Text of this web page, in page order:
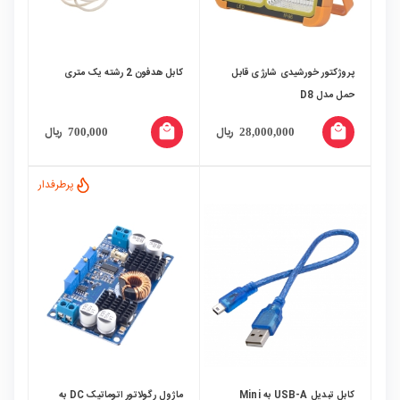
پروژکتور خورشیدی شارژی قابل
حمل مدل D8
28,000,000 ریال local_mall
کابل هدفون 2 رشته یک متری
700,000 ریال local_mall
کابل تبدیل USB-A به Mini
پرطرفدار
ماژول رگولاتور اتوماتیک DC به